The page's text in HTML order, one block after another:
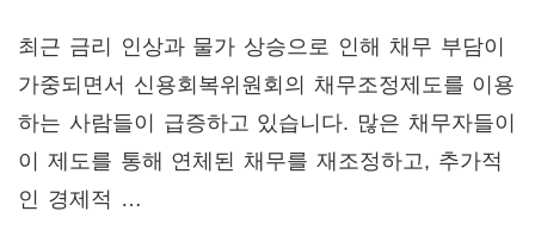
최근 금리 인상과 물가 상승으로 인해 채무 부담이
가중되면서 신용회복위원회의 채무조정제도를 이용
하는 사람들이 급증하고 있습니다. 많은 채무자들이
이 제도를 통해 연체된 채무를 재조정하고, 추가적
인 경제적 …